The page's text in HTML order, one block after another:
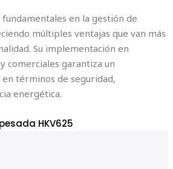
en la gestión de
múltiples ventajas que van más
Su implementación en
comerciales garantiza un
términos de seguridad,
energética.
HKV625